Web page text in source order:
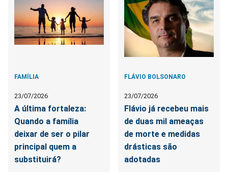
FAMÍLIA
23/07/2026
A última fortaleza:
Quando a família
deixar de ser o pilar
principal quem a
substituirá?
FLÁVIO BOLSONARO
23/07/2026
Flávio já recebeu mais
de duas mil ameaças
de morte e medidas
drásticas são
adotadas